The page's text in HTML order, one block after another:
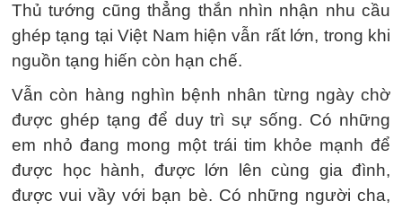
Thủ tướng cũng thẳng thắn nhìn nhận nhu cầu
ghép tạng tại Việt Nam hiện vẫn rất lớn, trong khi
nguồn tạng hiến còn hạn chế.
Vẫn còn hàng nghìn bệnh nhân từng ngày chờ
được ghép tạng để duy trì sự sống. Có những
em nhỏ đang mong một trái tim khỏe mạnh để
được học hành, được lớn lên cùng gia đình,
được vui vầy với bạn bè. Có những người cha,